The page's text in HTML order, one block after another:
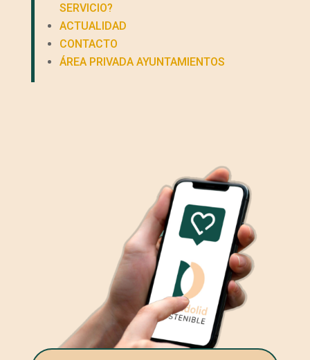
SERVICIO?
ACTUALIDAD
CONTACTO
ÁREA PRIVADA AYUNTAMIENTOS